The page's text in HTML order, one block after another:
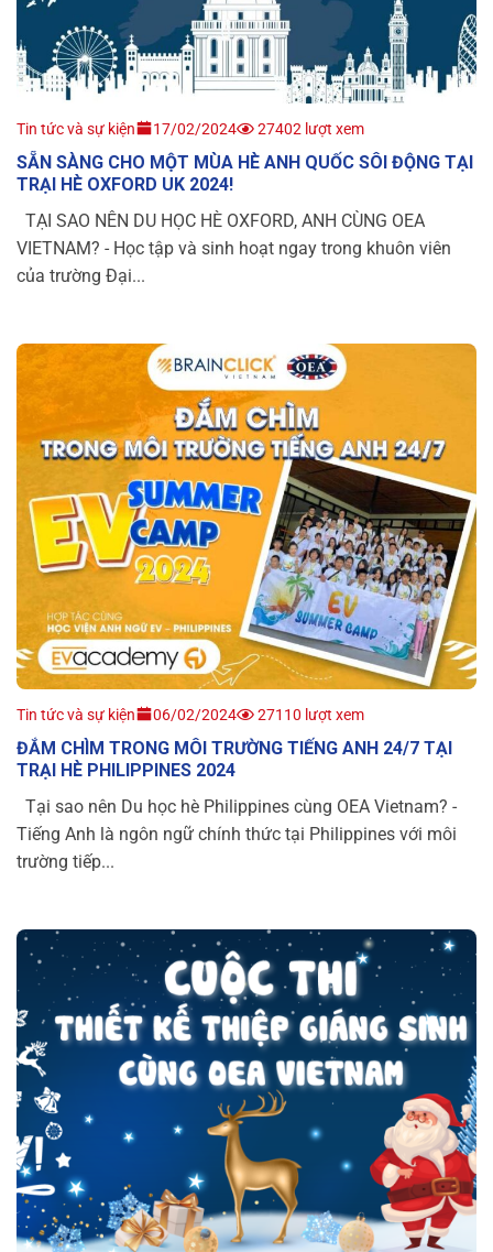
Tin tức và sự kiện 17/02/2024 27402 lượt xem
SẴN SÀNG CHO MỘT MÙA HÈ ANH QUỐC SÔI ĐỘNG TẠI
TRẠI HÈ OXFORD UK 2024!
TẠI SAO NÊN DU HỌC HÈ OXFORD, ANH CÙNG OEA
VIETNAM? - Học tập và sinh hoạt ngay trong khuôn viên
của trường Đại...
Tin tức và sự kiện 06/02/2024 27110 lượt xem
ĐẮM CHÌM TRONG MÔI TRƯỜNG TIẾNG ANH 24/7 TẠI
TRẠI HÈ PHILIPPINES 2024
Tại sao nên Du học hè Philippines cùng OEA Vietnam? -
Tiếng Anh là ngôn ngữ chính thức tại Philippines với môi
trường tiếp...